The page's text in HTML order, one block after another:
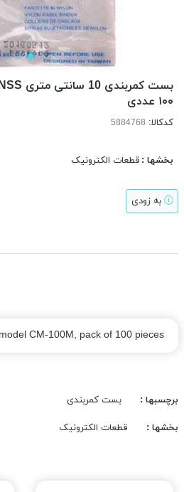
۱۰۰ عددی
کدکالا:
بخشها : قطعات الکترونیک
به زودی
CM-100M, pack of 100 pieces
برچسبها : بست کمربندی
بخشها : قطعات الکترونیک